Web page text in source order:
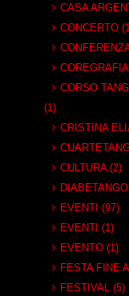
CASA
CONCERTO
CORSO
(1)
CRISTINA
CULTURA (2)
EVENTI (97)
EVENTI (1)
EVENTO (1)
FESTA FINE
FESTIVAL (5)